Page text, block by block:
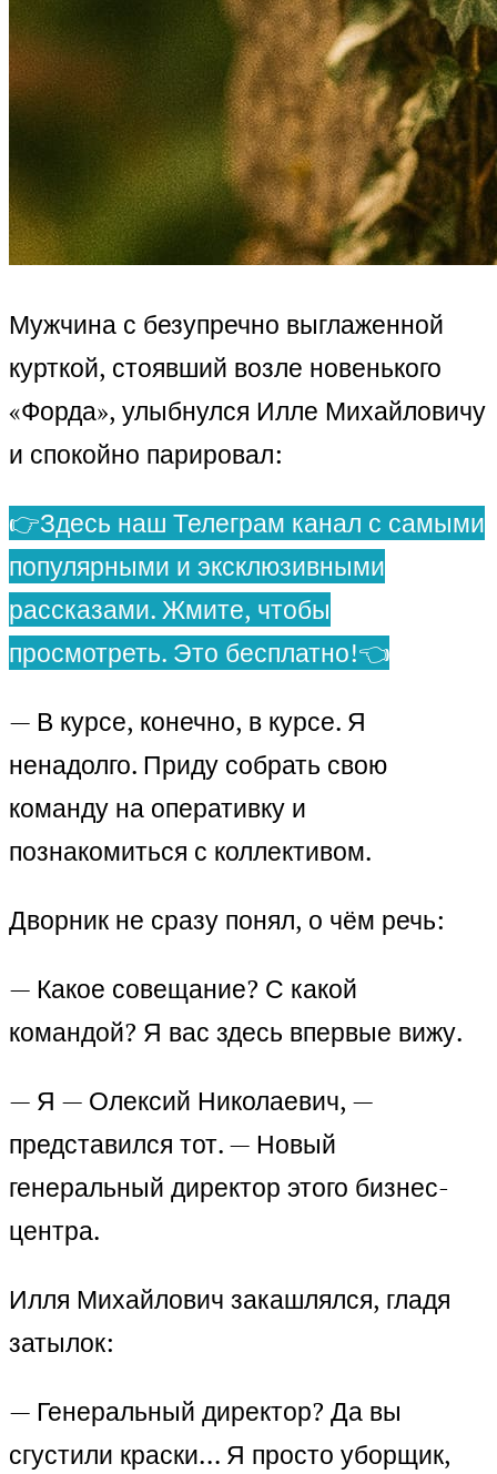
Мужчина с безупречно выглаженной
курткой, стоявший возле новенького
«Форда», улыбнулся Илле Михайловичу
и спокойно парировал:
👉Здесь наш Телеграм канал с самыми
популярными и эксклюзивными
рассказами. Жмите, чтобы
просмотреть. Это бесплатно!👈
— В курсе, конечно, в курсе. Я
ненадолго. Приду собрать свою
команду на оперативку и
познакомиться с коллективом.
Дворник не сразу понял, о чём речь:
— Какое совещание? С какой
командой? Я вас здесь впервые вижу.
— Я — Олексий Николаевич, —
представился тот. — Новый
генеральный директор этого бизнес-
центра.
Илля Михайлович закашлялся, гладя
затылок:
— Генеральный директор? Да вы
сгустили краски… Я просто уборщик,